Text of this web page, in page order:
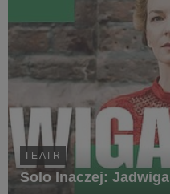
TEATR
Solo Inaczej: Jadwiga